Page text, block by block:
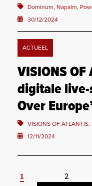
Dominum, Napalm,
30/12/2024
ACTUEEL
VISIONS
digitale live-
Over
VISIONS OF
12/11/2024
1 2